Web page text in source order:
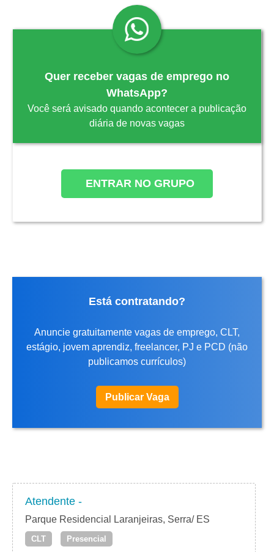
Quer receber vagas de emprego no
WhatsApp?
Você será avisado quando acontecer a publicação
diária de novas vagas
ENTRAR NO GRUPO
Está contratando?
Anuncie gratuitamente vagas de emprego, CLT,
estágio, jovem aprendiz, freelancer, PJ e PCD (não
publicamos currículos)
Publicar Vaga
Atendente -
Parque Residencial Laranjeiras, Serra/ ES
CLT Presencial